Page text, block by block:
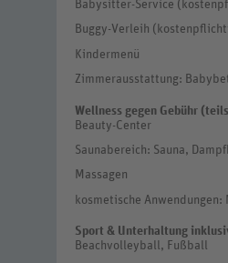
Babysitter-Service
Buggy-Verleih
Kindermenü
Zimmerausstattung:
Wellness gegen Gebühr
Beauty-Center
Saunabereich: Sauna,
Massagen
kosmetische Anwendungen:
Sport & Unterhaltung
Beachvolleyball, Fußball